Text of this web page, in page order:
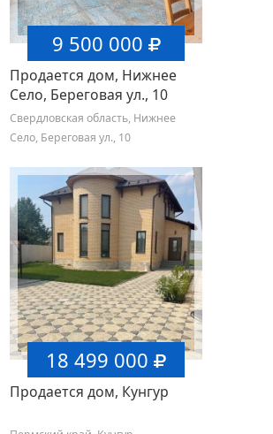
9 500 000
Продается дом, Нижнее
Село, Береговая ул., 10
Свердловская область, Нижнее
Село, Береговая ул., 10
18 499 000
Продается дом, Кунгур